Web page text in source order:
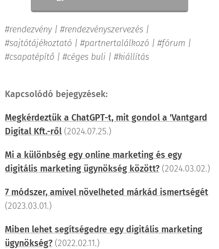
#rendezvény | #rendezvényszervezés |
#sajtótájékoztató | #partnertalálkozó | #fórum |
#csapatépítő | #céges buli | #kiállítás
Kapcsolódó bejegyzések:
Megkérdeztük a ChatGPT-t, mit gondol a 'Vantgard
Digital Kft.-ről (2024.07.25.)
Mi a különbség egy online marketing és egy
digitális marketing ügynökség között? (2024.03.02.)
7 módszer, amivel növelheted márkád ismertségét
(2023.03.01.)
Miben lehet segítségedre egy digitális marketing
ügynökség? (2022.02.11.)